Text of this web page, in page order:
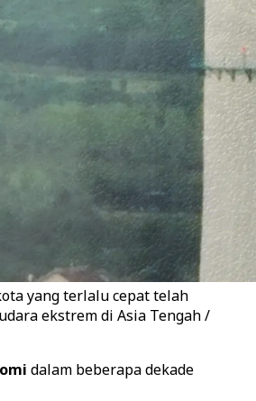
yang terlalu cepat telah
ekstrem di Asia Tengah /
dalam beberapa dekade